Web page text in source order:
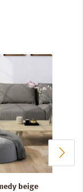
beige